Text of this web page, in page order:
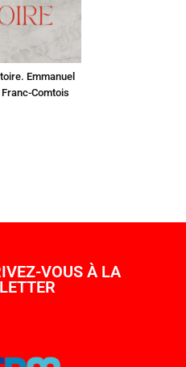
Emmanuel
Comtois
VOUS À LA